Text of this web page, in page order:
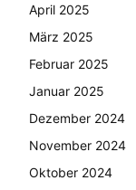
April 2025
März 2025
Februar 2025
Januar 2025
Dezember 2024
November 2024
Oktober 2024